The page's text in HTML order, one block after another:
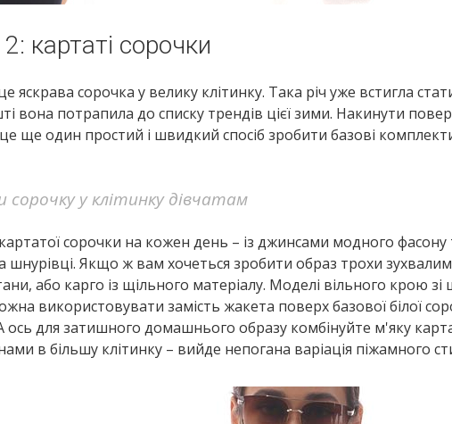
картаті сорочки
сорочка у велику клітинку. Така річ уже встигла
вона потрапила до списку трендів цієї зими. Накинути
ще один простий і швидкий спосіб зробити базові
у клітинку дівчатам
сорочки на кожен день – із джинсами модного фасону
Якщо ж вам хочеться зробити образ трохи
або карго із щільного матеріалу. Моделі вільного крою зі
використовувати замість жакета поверх базової білої
для затишного домашнього образу комбінуйте м'яку
в більшу клітинку – вийде непогана варіація піжамного